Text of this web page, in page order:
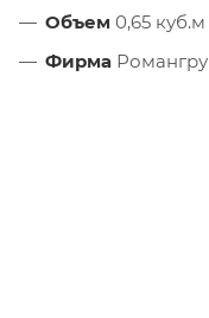
Объем 0,65 куб.м
Фирма